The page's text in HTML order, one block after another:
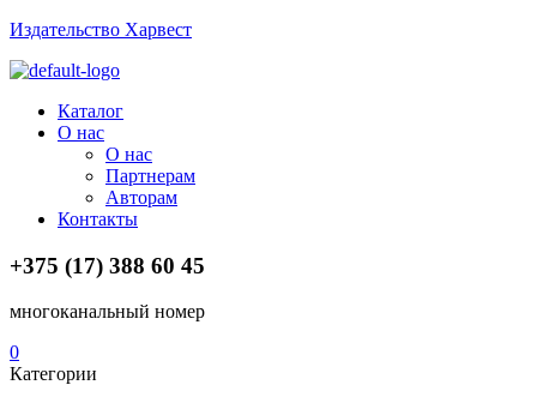
Издательство Харвест
Menu
Каталог
О нас
О нас
Партнерам
Авторам
Контакты
+375 (17) 388 60 45
многоканальный номер
0
Категории